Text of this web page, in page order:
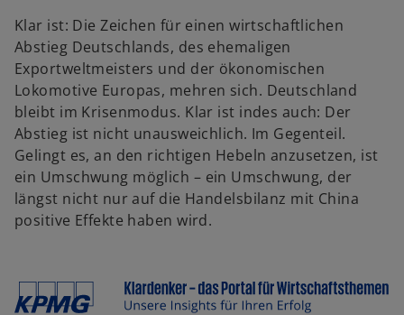
r
a
t
e
e
t
Klar ist: Die Zeichen für einen wirtschaftlichen
Abstieg Deutschlands, des ehemaligen
Exportweltmeisters und der ökonomischen
Lokomotive Europas, mehren sich. Deutschland
bleibt im Krisenmodus. Klar ist indes auch: Der
Abstieg ist nicht unausweichlich. Im Gegenteil.
Gelingt es, an den richtigen Hebeln anzusetzen, ist
ein Umschwung möglich – ein Umschwung, der
längst nicht nur auf die Handelsbilanz mit China
positive Effekte haben wird.